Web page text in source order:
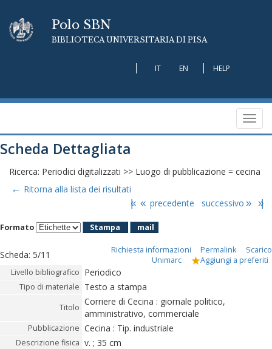
Polo SBN
BIBLIOTECA UNIVERSITARIA DI PISA
IT EN HELP
Scheda Dettagliata
Ricerca: Periodici digitalizzati >> Luogo di pubblicazione = cecina
← Ritorna alla lista dei risultati
|« « precedente successivo » »|
Formato Stampa mail
Scheda: 5/11 Richiesta informazioni Permalink
Scarico
Unimarc
Aggiungi a preferiti
Livello bibliografico Periodico
Tipo di materiale Testo a stampa
Titolo
Corriere di Cecina : giornale politico,
amministrativo, commerciale
Pubblicazione Cecina : Tip. industriale
Descrizione fisica v. ; 35 cm